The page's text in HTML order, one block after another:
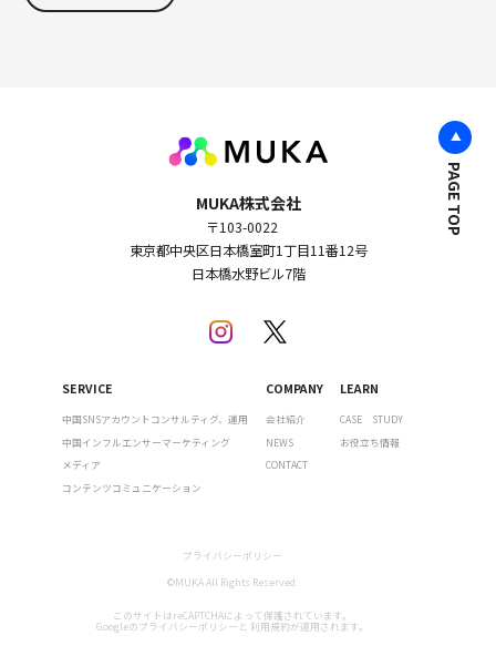
MUKA株式会社
〒103-0022
東京都中央区日本橋室町1丁目11番12号
日本橋水野ビル7階
SERVICE
中国SNSアカウントコンサルティグ、運用
中国インフルエンサーマーケティング
メディア
コンテンツコミュニケーション
COMPANY
会社紹介
NEWS
CONTACT
LEARN
CASE STUDY
お役立ち情報
プライバシーポリシー
©MUKA All Rights Reserved.
このサイトはreCAPTCHAによって保護されています。
Googleのプライバシーポリシー と 利用規約が適用されます。
PAGE TOP